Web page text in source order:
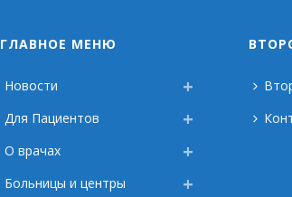
ГЛАВНОЕ МЕНЮ
Новости
Для Пациентов
О врачах
Больницы и центры